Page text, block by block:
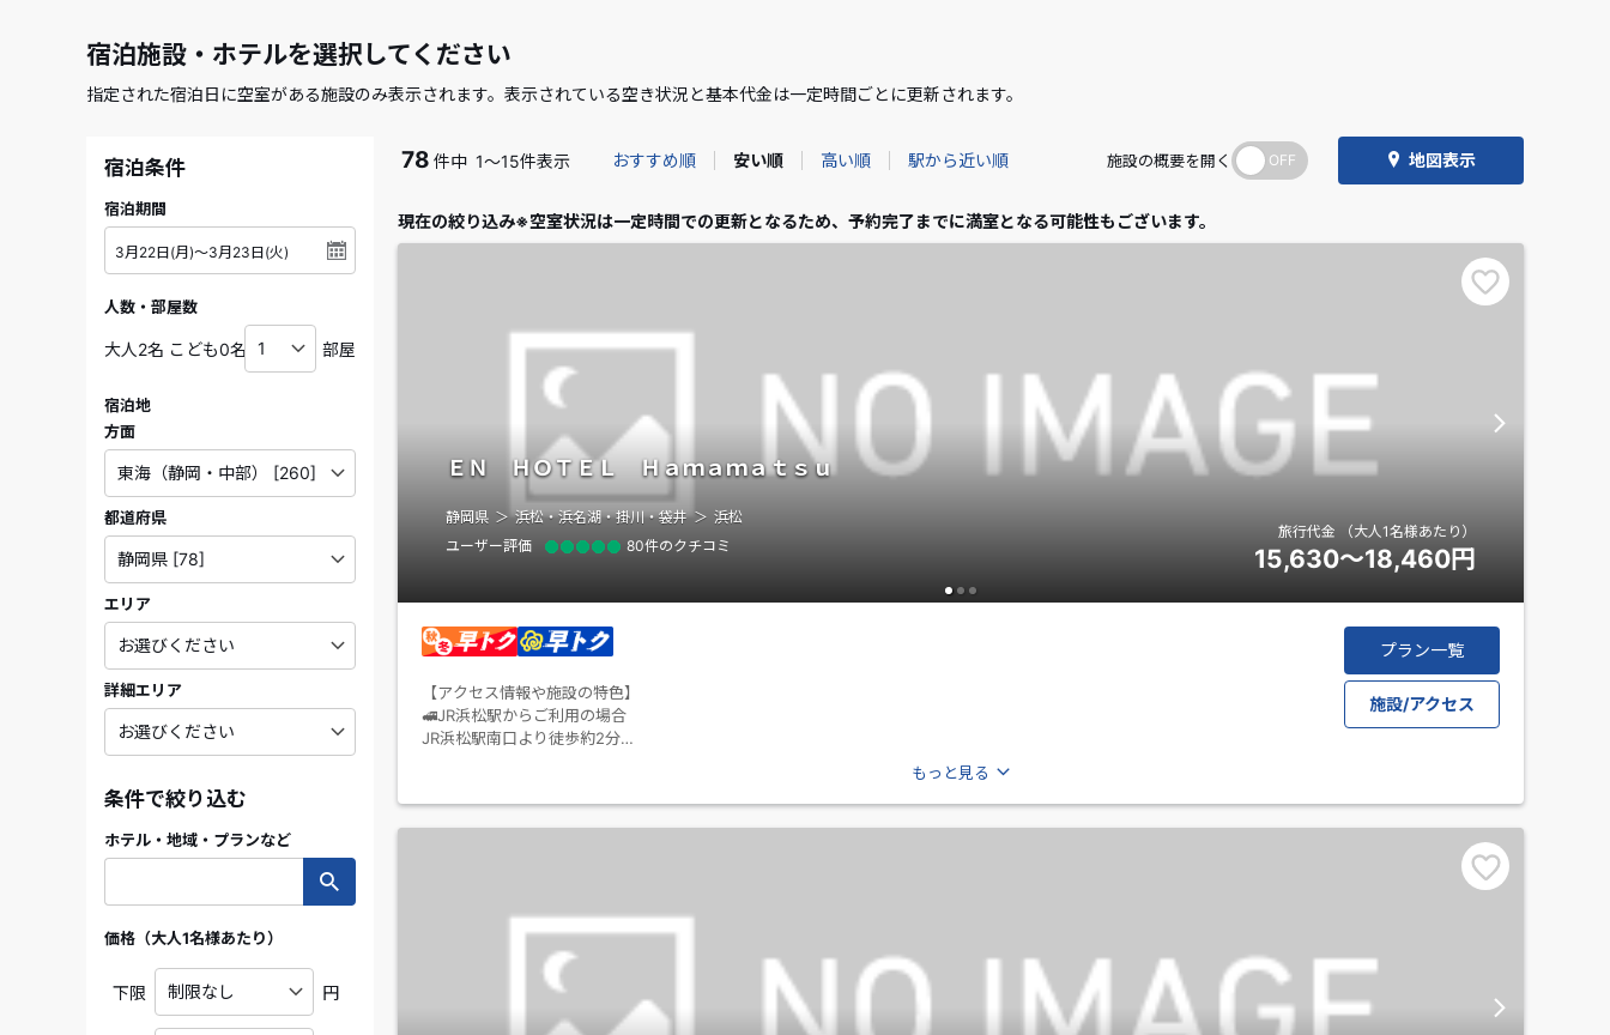
宿泊施設・ホテルを選択してください
指定された宿泊日に空室がある施設のみ表示されます。表示されている空き状況と基本代金は一定時間ごとに更新されます。
宿泊条件
宿泊期間
人数・部屋数
部屋
宿泊地
方面
都道府県
エリア
詳細エリア
条件で絞り込む
ホテル・地域・プランなど
価格（大人1名様あたり）
下限 円
地図表示
現在の絞り込み※空室状況は一定時間での更新となるため、予約完了までに満室となる可能性もございます。
78 件中 1～15件表示 おすすめ順 安い順 高い順 駅から近い順 施設の概要を開く
ＥＮ ＨＯＴＥＬ Ｈａｍａｍａｔｓｕ
プラン一覧
施設/アクセス
静岡県 浜松・浜名湖・掛川・袋井 浜松
【アクセス情報や施設の特色】
🚅JR浜松駅からご利用の場合
JR浜松駅南口より徒歩約2分
ユーザー評価 80件のクチコミ
旅行代金 （大人1名様あたり）
15,630～18,460円
もっと見る